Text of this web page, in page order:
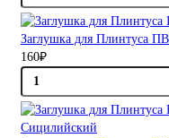
Заглушка для Плинтуса
160₽